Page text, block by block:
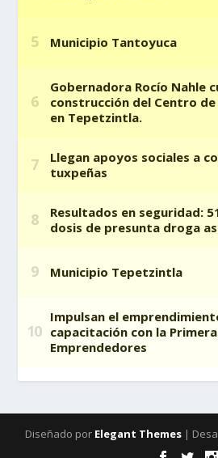
Diseñado por Elegant Themes|